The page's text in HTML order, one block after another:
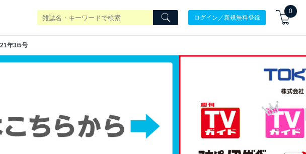
ログイン／新規無料登録
0
年3/5号